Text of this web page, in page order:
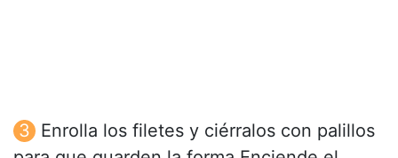
Enrolla los filetes y ciérralos con palillos